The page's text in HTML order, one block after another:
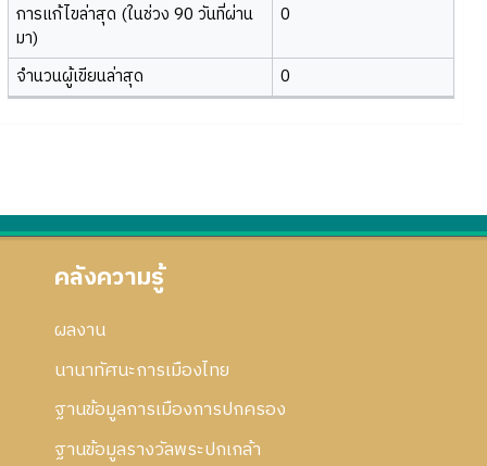
การแก้ไขล่าสุด (ในช่วง 90 วันที่ผ่าน
มา)
0
จำนวนผู้เขียนล่าสุด 0
คลังความรู้
ผลงาน
นานาทัศนะการเมืองไทย
ฐานข้อมูลการเมืองการปกครอง
ฐานข้อมูลรางวัลพระปกเกล้า